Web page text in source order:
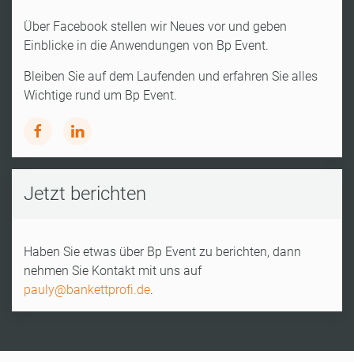
Über Facebook stellen wir Neues vor und geben
Einblicke in die Anwendungen von Bp Event.
Bleiben Sie auf dem Laufenden und erfahren Sie alles
Wichtige rund um Bp Event.
Jetzt berichten
Haben Sie etwas über Bp Event zu berichten, dann
nehmen Sie Kontakt mit uns auf
pauly@bankettprofi.de.